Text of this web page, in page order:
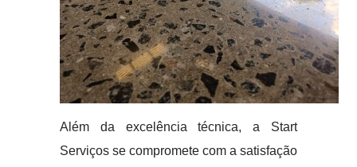
Além da excelência técnica, a Start
Serviços se compromete com a satisfação